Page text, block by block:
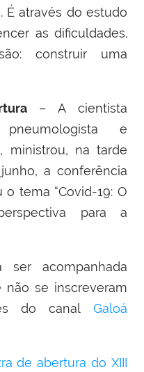
É através do estudo
as dificuldades.
construir uma
– A cientista
e
ministrou, na tarde
a conferência
tema “Covid-19: O
para a
ser acompanhada
se inscreveram
do canal Galoá
de abertura do XIII